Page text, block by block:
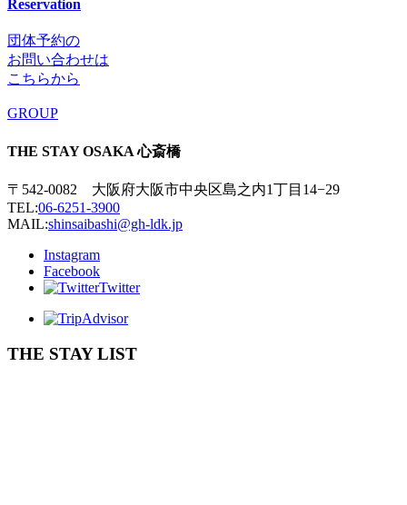
Reservation
団体予約の
お問い合わせは
こちらから
GROUP
THE STAY OSAKA 心斎橋
〒542-0082 大阪府大阪市中央区島之内1丁目14−29
TEL:06-6251-3900
MAIL:shinsaibashi@gh-ldk.jp
Instagram
Facebook
Twitter
THE STAY LIST